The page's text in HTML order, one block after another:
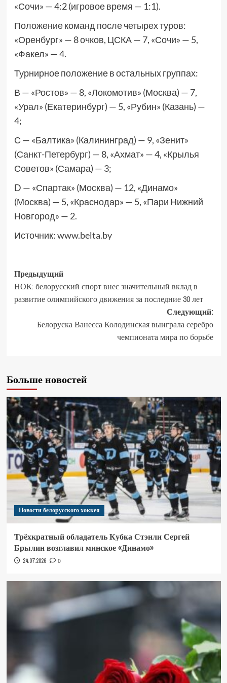
«Сочи» — 4:2 (игровое время — 1:1).
Положение команд после четырех туров:
«Оренбург» — 8 очков, ЦСКА — 7, «Сочи» — 5,
«Факел» — 4.
Турнирное положение в остальных группах:
В — «Ростов» — 8, «Локомотив» (Москва) — 7,
«Урал» (Екатеринбург) — 5, «Рубин» (Казань) —
4;
С — «Балтика» (Калининград) — 9, «Зенит»
(Санкт-Петербург) — 8, «Ахмат» — 4, «Крылья
Советов» (Самара) — 3;
D — «Спартак» (Москва) — 12, «Динамо»
(Москва) — 5, «Краснодар» — 5, «Пари Нижний
Новгород» — 2.
Источник:www.belta.by
Предыдущий
НОК: белорусский спорт внес значительный вклад в
развитие олимпийского движения за последние 30 лет
Следующий:
Белоруска Ванесса Колодинская выиграла серебро
чемпионата мира по борьбе
Больше новостей
Новости белорусского хоккея
Трёхкратный обладатель Кубка Стэнли Сергей
Брылин возглавил минское «Динамо»
24.07.2026 0